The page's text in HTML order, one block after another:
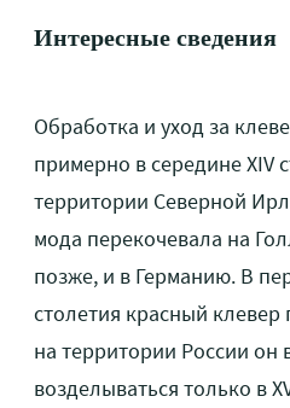
Интересные сведения
Обработка и уход за
примерно в середине XIV
территории Северной
мода перекочевала на
позже, и в Германию. В
столетия красный клевер
на территории России он
возделываться только в